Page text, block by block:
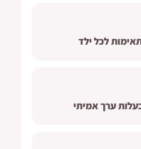
לכל ילד
ערך אמיתי